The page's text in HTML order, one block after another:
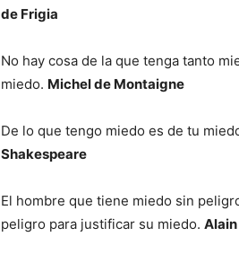
de Frigia
No hay cosa de la que tenga tanto
miedo. Michel de Montaigne
De lo que tengo miedo es de tu
Shakespeare
El hombre que tiene miedo sin
peligro para justificar su miedo. Alain